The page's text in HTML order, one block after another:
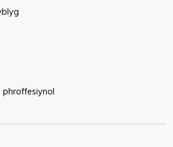
phroffesiynol​